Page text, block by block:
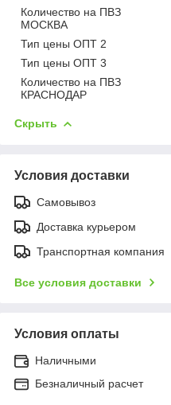
Количество на ПВЗ
МОСКВА
Тип цены ОПТ 2
Тип цены ОПТ 3
Количество на ПВЗ
КРАСНОДАР
Скрыть
Условия доставки
Самовывоз
Доставка курьером
Транспортная компания
Все условия доставки
Условия оплаты
Наличными
Безналичный расчет